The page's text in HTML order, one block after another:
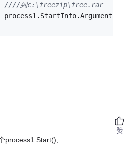
////到c:\freezip\free.rar
process1.StartInfo.Arguments =
process1.Start();
赞